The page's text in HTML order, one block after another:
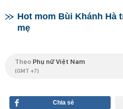
Hot mom Bùi Khánh Hà
mẹ
Theo Phụ nữ Việt Nam
(GMT +7)
Chia sẻ